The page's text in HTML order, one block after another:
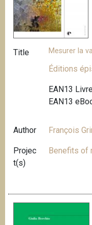
Title Mesurer la
Éditions
EAN13
EAN13
Author François
Projec
t(s)
Benefits of